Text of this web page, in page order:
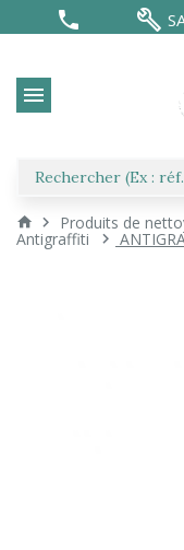
Produits de
Antigraffiti